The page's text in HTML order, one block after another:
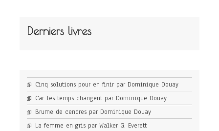
Derniers livres
Cinq solutions pour en finir par Dominique Douay
Car les temps changent par Dominique Douay
Brume de cendres par Dominique Douay
La femme en gris par Walker G. Everett